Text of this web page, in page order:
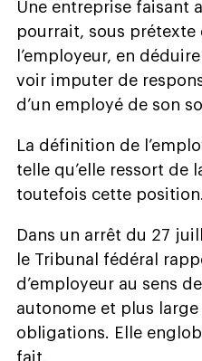
Une entreprise faisant
pourrait, sous prétexte
l’employeur, en
voir imputer de
d’un employé de son
La définition de
telle qu’elle ressort de
toutefois cette position.
Dans un arrêt du 27
le Tribunal fédéral
d’employeur au sens
autonome et plus
obligations. Elle
fait.